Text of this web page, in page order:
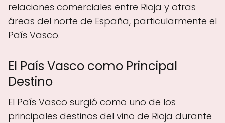
relaciones comerciales entre Rioja y otras
áreas del norte de España, particularmente el
País Vasco.
El País Vasco como Principal
Destino
El País Vasco surgió como uno de los
principales destinos del vino de Rioja durante